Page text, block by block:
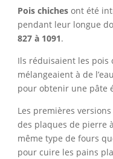
Pois chichesont été
pendant leur longue
827 à 1091.
Ils réduisaient les pois
mélangeaient à de
pour obtenir une pâte
Les premières
des plaques de pierre
même type de fours
pour cuire les pains